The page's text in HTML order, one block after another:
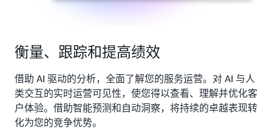
衡量、跟踪和提高绩效
借助 AI 驱动的分析，全面了解您的服务运营。对 AI 与人
类交互的实时运营可见性，使您得以查看、理解并优化客
户体验。借助智能预测和自动洞察，将持续的卓越表现转
化为您的竞争优势。